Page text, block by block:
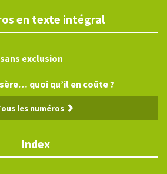
en texte intégral
exclusion
quoi qu’il en coûte ?
les numéros
Index